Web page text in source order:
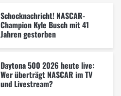
Schocknachricht! NASCAR-
Champion Kyle Busch mit 41
Jahren gestorben
Daytona 500 2026 heute live:
Wer überträgt NASCAR im TV
und Livestream?